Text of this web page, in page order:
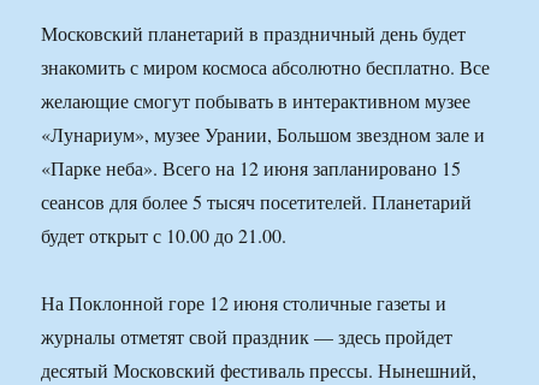
Московский планетарий в праздничный день будет
знакомить с миром космоса абсолютно бесплатно. Все
желающие смогут побывать в интерактивном музее
«Лунариум», музее Урании, Большом звездном зале и
«Парке неба». Всего на 12 июня запланировано 15
сеансов для более 5 тысяч посетителей. Планетарий
будет открыт с 10.00 до 21.00.
На Поклонной горе 12 июня столичные газеты и
журналы отметят свой праздник — здесь пройдет
десятый Московский фестиваль прессы. Нынешний,